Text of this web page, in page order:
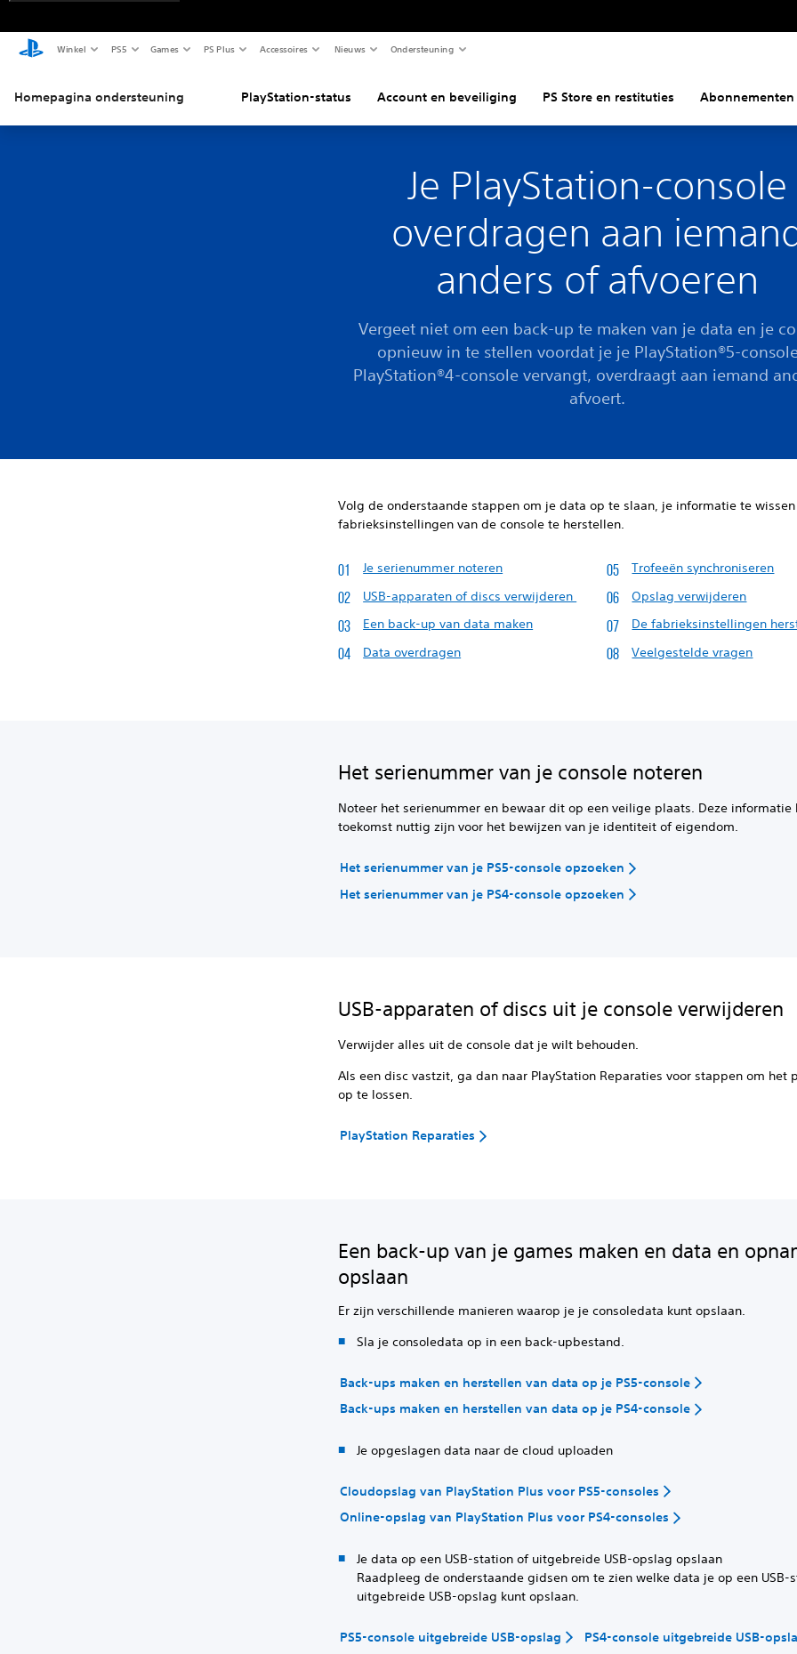
Winkel PS5 Games PS Plus Accessoires Nieuws Ondersteuning
Homepagina ondersteuning PlayStation-status Account en beveiliging PS Store en restituties Abonnementen
Je PlayStation-console
overdragen aan
anders of afvoeren
Vergeet niet om een back-up te maken van je data en je
opnieuw in te stellen voordat je je PlayStation®5-
PlayStation®4-console vervangt, overdraagt aan iemand
afvoert.
Volg de onderstaande stappen om je data op te slaan, je informatie te
fabrieksinstellingen van de console te herstellen.
Je serienummer noteren
USB-apparaten of discs verwijderen
Een back-up van data maken
Data overdragen
Trofeeën synchroniseren
Opslag verwijderen
De fabrieksinstellingen
Veelgestelde vragen
Het serienummer van je console noteren
Noteer het serienummer en bewaar dit op een veilige plaats. Deze informatie
toekomst nuttig zijn voor het bewijzen van je identiteit of eigendom.
Het serienummer van je PS5-console opzoeken
Het serienummer van je PS4-console opzoeken
USB-apparaten of discs uit je console verwijderen
Verwijder alles uit de console dat je wilt behouden.
Als een disc vastzit, ga dan naar PlayStation Reparaties voor stappen om het
op te lossen.
PlayStation Reparaties
Een back-up van je games maken en data en
opslaan
Er zijn verschillende manieren waarop je je consoledata kunt opslaan.
Sla je consoledata op in een back-upbestand.
Back-ups maken en herstellen van data op je PS5-console
Back-ups maken en herstellen van data op je PS4-console
Je opgeslagen data naar de cloud uploaden
Cloudopslag van PlayStation Plus voor PS5-consoles
Online-opslag van PlayStation Plus voor PS4-consoles
Je data op een USB-station of uitgebreide USB-opslag opslaan
Raadpleeg de onderstaande gidsen om te zien welke data je op een USB-
uitgebreide USB-opslag kunt opslaan.
PS5-console uitgebreide USB-opslag
PS4-console uitgebreide USB-